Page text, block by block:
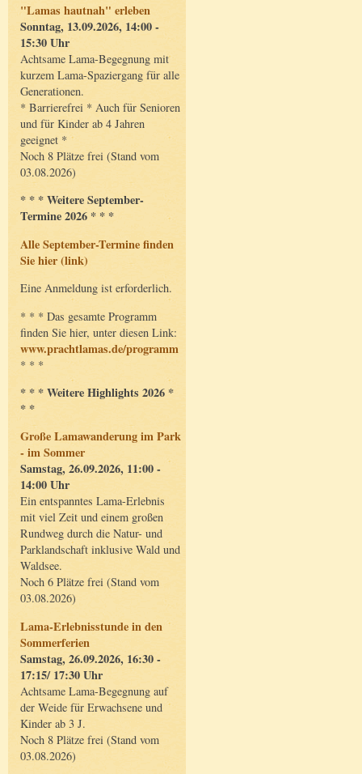
"Lamas hautnah" erleben
Sonntag, 13.09.2026, 14:00 -
15:30 Uhr
Achtsame Lama-Begegnung mit
kurzem Lama-Spaziergang für alle
Generationen.
* Barrierefrei * Auch für Senioren
und für Kinder ab 4 Jahren
geeignet *
Noch 8 Plätze frei (Stand vom
03.08.2026)
* * * Weitere September-
Termine 2026 * * *
Alle September-Termine finden
Sie hier (link)
Eine Anmeldung ist erforderlich.
* * * Das gesamte Programm
finden Sie hier, unter diesen Link:
www.prachtlamas.de/programm
* * *
* * * Weitere Highlights 2026 *
* *
Große Lamawanderung im Park
- im Sommer
Samstag, 26.09.2026, 11:00 -
14:00 Uhr
Ein entspanntes Lama-Erlebnis
mit viel Zeit und einem großen
Rundweg durch die Natur- und
Parklandschaft inklusive Wald und
Waldsee.
Noch 6 Plätze frei (Stand vom
03.08.2026)
Lama-Erlebnisstunde in den
Sommerferien
Samstag, 26.09.2026, 16:30 -
17:15/ 17:30 Uhr
Achtsame Lama-Begegnung auf
der Weide für Erwachsene und
Kinder ab 3 J.
Noch 8 Plätze frei (Stand vom
03.08.2026)